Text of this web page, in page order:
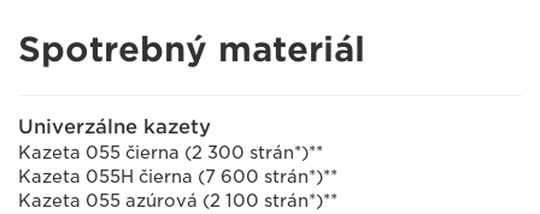
Spotrebný materiál
Univerzálne kazety
Kazeta 055 čierna (2 300 strán*)**
Kazeta 055H čierna (7 600 strán*)**
Kazeta 055 azúrová (2 100 strán*)**